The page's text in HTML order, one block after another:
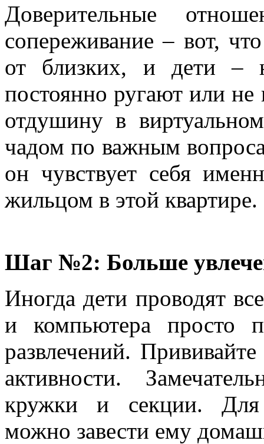
Доверительные
сопереживание – вот,
от близких, и дети –
постоянно ругают или
отдушину в
чадом по важным
он чувствует себя
жильцом в этой квартире.
Шаг №2: Больше
Иногда дети проводят
и компьютера просто
развлечений.
активности.
кружки и секции. Для
можно завести ему